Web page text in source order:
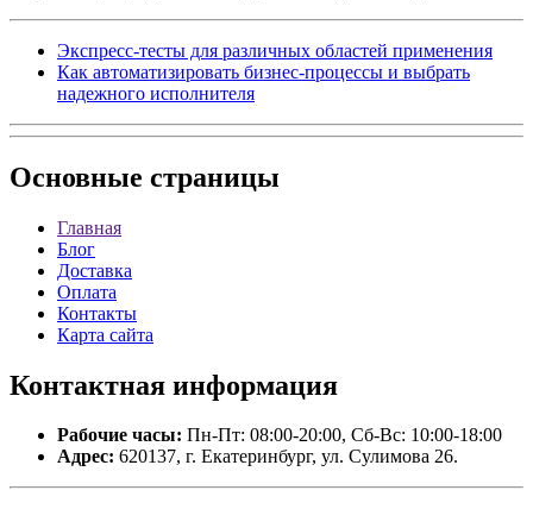
Экспресс-тесты для различных областей применения
Как автоматизировать бизнес-процессы и выбрать
надежного исполнителя
Основные страницы
Главная
Блог
Доставка
Оплата
Контакты
Карта сайта
Контактная информация
Рабочие часы: Пн-Пт: 08:00-20:00, Сб-Вс: 10:00-18:00
Адрес: 620137, г. Екатеринбург, ул. Сулимова 26.